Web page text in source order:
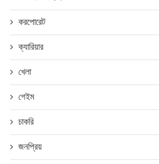
করপোরেট
ক্যারিয়ার
খেলা
গেইম
চাকরি
জনপ্রিয়